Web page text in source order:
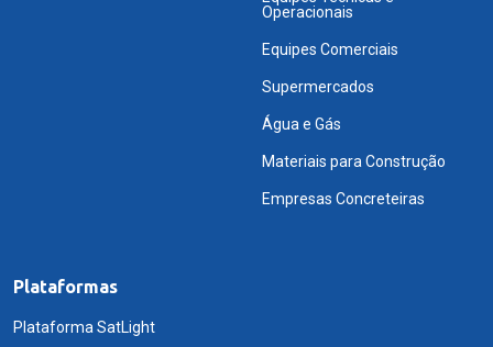
Operacionais
Equipes Comerciais
Supermercados
Água e Gás
Materiais para Construção
Empresas Concreteiras
Plataformas
Plataforma SatLight